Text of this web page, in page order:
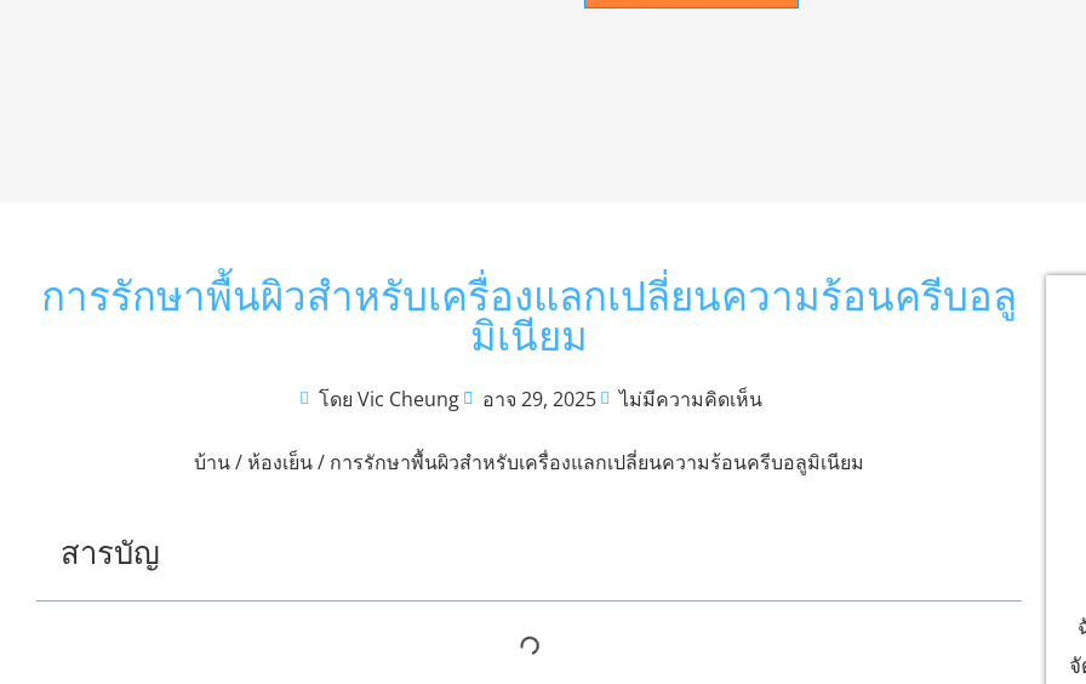
การรักษาพื้นผิวสำหรับเครื่องแลกเปลี่ยนความร้อนครีบอลู
มิเนียม
โดย Vic Cheung อาจ 29, 2025 ไม่มีความคิดเห็น
บ้าน/ห้องเย็น/ การรักษาพื้นผิวสำหรับเครื่องแลกเปลี่ยนความร้อนครีบอลูมิเนียม
สารบัญ